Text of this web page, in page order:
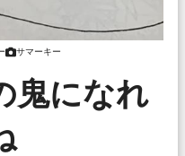
サマーキー
鬼になれ